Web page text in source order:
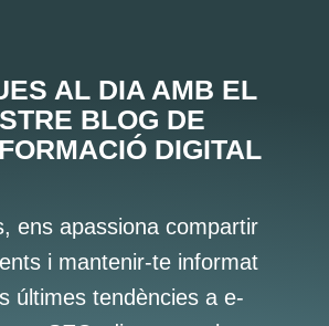
AL DIA AMB EL
BLOG DE
DIGITAL
ens apassiona compartir
i mantenir-te informat
últimes tendències a e-